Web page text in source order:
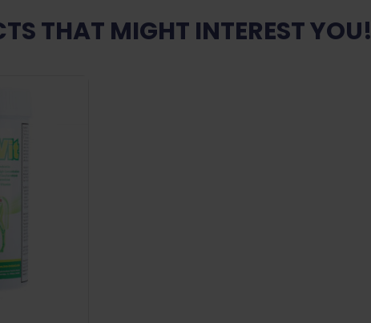
THAT MIGHT INTEREST YOU!